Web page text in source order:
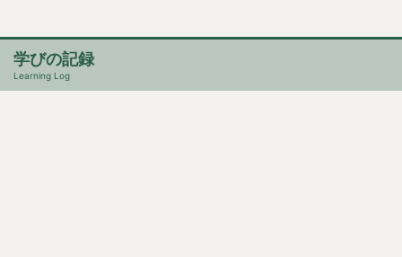
学びの記録
Learning Log